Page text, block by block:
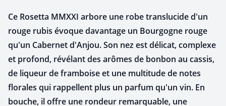
Ce Rosetta MMXXI arbore une robe translucide d'un
rouge rubis évoque davantage un Bourgogne rouge
qu'un Cabernet d'Anjou. Son nez est délicat, complexe
et profond, révélant des arômes de bonbon au cassis,
de liqueur de framboise et une multitude de notes
florales qui rappellent plus un parfum qu'un vin. En
bouche, il offre une rondeur remarquable, une